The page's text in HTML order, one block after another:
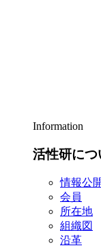
Information
活性研につ
情報公
会員
所在地
組織図
沿革